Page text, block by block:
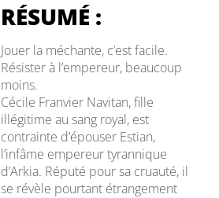
RÉSUMÉ :
Jouer la méchante, c’est facile.
Résister à l’empereur, beaucoup
moins.
Cécile Franvier Navitan, fille
illégitime au sang royal, est
contrainte d’épouser Estian,
l’infâme empereur tyrannique
d’Arkia. Réputé pour sa cruauté, il
se révèle pourtant étrangement